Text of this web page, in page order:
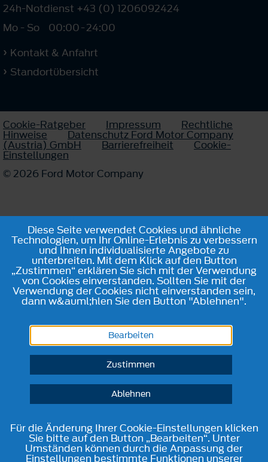
24h-Notdienst +43 (0) 1206092424
Mo - So
00:00-24:00
Kontakt & Anfahrt
Standortübersicht
Cookie-Ratgeber Impressum Rechtliche
Hinweise Datenschutz Ford Motor Company
(Austria) GmbH Barrierefreiheit Cookie-
Einstellungen
© 2026 Ford Motor Company
Diese Seite verwendet Cookies und ähnliche
Technologien, um Ihr Online-Erlebnis zu verbessern
und Ihnen individualisierte Angebote zu
unterbreiten. Mit dem Klick auf den Button
„Zustimmen“ erklären Sie sich mit der Verwendung
von Cookies einverstanden. Sollten Sie mit der
Verwendung der Cookies nicht einverstanden sein,
dann w&auml;hlen Sie den Button "Ablehnen".
Bearbeiten
Zustimmen
Ablehnen
Für die Änderung Ihrer Cookie-Einstellungen klicken
Sie bitte auf den Button „Bearbeiten“. Unter
Umständen können durch die Anpassung der
Einstellungen bestimmte Funktionen unserer